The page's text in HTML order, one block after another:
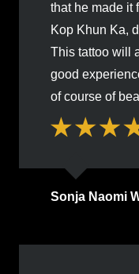
that he made it
Kop Khun Ka,
This tattoo will
good
of course of
Sonja Naomi